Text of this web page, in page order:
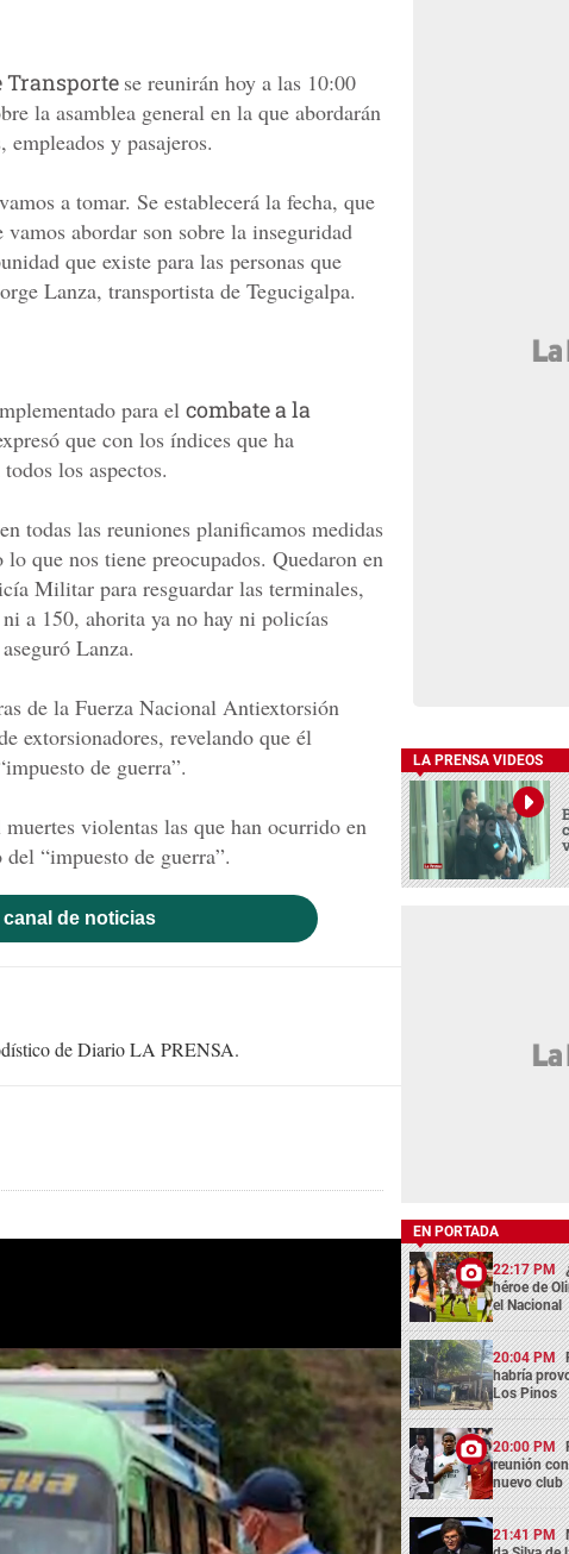
Transporte se reunirán hoy a las 10:00
la asamblea general en la que abordarán
y pasajeros.
a tomar. Se establecerá la fecha, que
abordar son sobre la inseguridad
que existe para las personas que
Lanza, transportista de Tegucigalpa.
para el combate a la
que con los índices que ha
los aspectos.
todas las reuniones planificamos medidas
que nos tiene preocupados. Quedaron en
Militar para resguardar las terminales,
a 150, ahorita ya no hay ni policías
Lanza.
de la Fuerza Nacional Antiextorsión
extorsionadores, revelando que él
de guerra”.
violentas las que han ocurrido en
“impuesto de guerra”.
canal de noticias
de Diario LA PRENSA.
LA PRENSA VIDEOS
EN PORTADA
22:17 PM
héroe de
el Nacional
20:04 PM
habría
Los Pinos
20:00 PM
reunión
nuevo club
21:41 PM